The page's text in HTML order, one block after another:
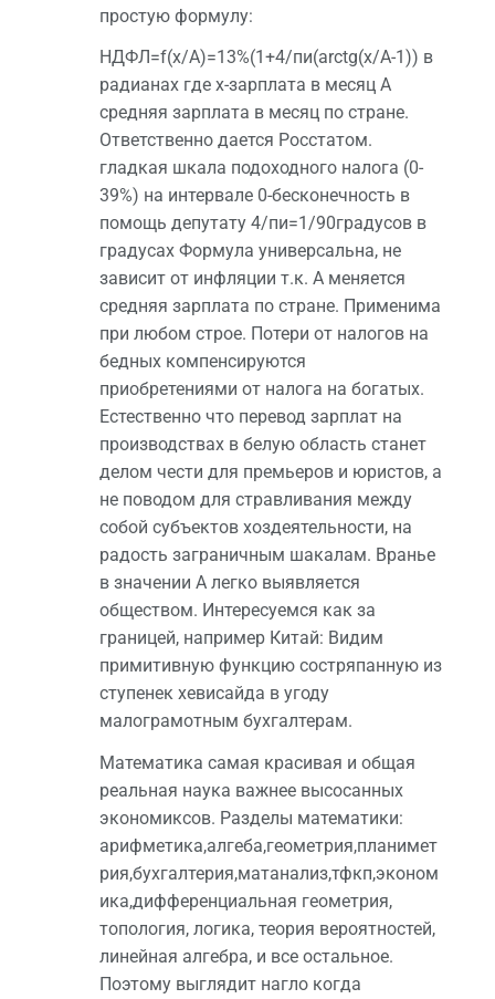
простую формулу:
НДФЛ=f(x/А)=13%(1+4/пи(arctg(x/А-1)) в
радианах где х-зарплата в месяц А
средняя зарплата в месяц по стране.
Ответственно дается Росстатом.
гладкая шкала подоходного налога (0-
39%) на интервале 0-бесконечность в
помощь депутату 4/пи=1/90градусов в
градусах Формула универсальна, не
зависит от инфляции т.к. А меняется
средняя зарплата по стране. Применима
при любом строе. Потери от налогов на
бедных компенсируются
приобретениями от налога на богатых.
Естественно что перевод зарплат на
производствах в белую область станет
делом чести для премьеров и юристов, а
не поводом для стравливания между
собой субъектов хоздеятельности, на
радость заграничным шакалам. Вранье
в значении А легко выявляется
обществом. Интересуемся как за
границей, например Китай: Видим
примитивную функцию состряпанную из
ступенек хевисайда в угоду
малограмотным бухгалтерам.
Математика самая красивая и общая
реальная наука важнее высосанных
экономиксов. Разделы математики:
арифметика,алгеба,геометрия,планимет
рия,бухгалтерия,матанализ,тфкп,эконом
ика,дифференциальная геометрия,
топология, логика, теория вероятностей,
линейная алгебра, и все остальное.
Поэтому выглядит нагло когда